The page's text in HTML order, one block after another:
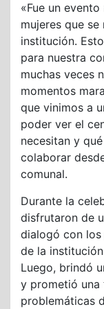
«Fue un
mujeres que
institución.
para nuestra
muchas veces
momentos
que vinimos a
poder ver el
necesitan y
colaborar
comunal.
Durante la
disfrutaron de
dialogó con los
de la
Luego, brindó
y prometió una
problemáticas